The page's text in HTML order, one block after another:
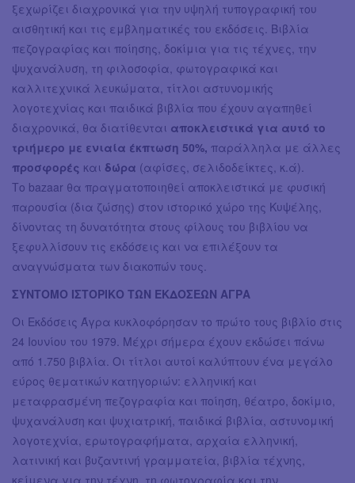
ξεχωρίζει διαχρονικά για την υψηλή τυπογραφική του
αισθητική και τις εμβληματικές του εκδόσεις. Βιβλία
πεζογραφίας και ποίησης, δοκίμια για τις τέχνες, την
ψυχανάλυση, τη φιλοσοφία, φωτογραφικά και
καλλιτεχνικά λευκώματα, τίτλοι αστυνομικής
λογοτεχνίας και παιδικά βιβλία που έχουν αγαπηθεί
διαχρονικά, θα διατίθενται αποκλειστικά για αυτό το
τριήμερο με ενιαία έκπτωση 50%, παράλληλα με άλλες
προσφορές και δώρα (αφίσες, σελιδοδείκτες, κ.ά).
Το bazaar θα πραγματοποιηθεί αποκλειστικά με φυσική
παρουσία (δια ζώσης) στον ιστορικό χώρο της Κυψέλης,
δίνοντας τη δυνατότητα στους φίλους του βιβλίου να
ξεφυλλίσουν τις εκδόσεις και να επιλέξουν τα
αναγνώσματα των διακοπών τους.
ΣΥΝΤΟΜΟ ΙΣΤΟΡΙΚΟ ΤΩΝ ΕΚΔΟΣΕΩΝ ΑΓΡΑ
Οι Εκδόσεις Άγρα κυκλοφόρησαν το πρώτο τους βιβλίο στις
24 Ιουνίου του 1979. Μέχρι σήμερα έχουν εκδώσει πάνω
από 1.750 βιβλία. Οι τίτλοι αυτοί καλύπτουν ένα μεγάλο
εύρος θεματικών κατηγοριών: ελληνική και
μεταφρασμένη πεζογραφία και ποίηση, θέατρο, δοκίμιο,
ψυχανάλυση και ψυχιατρική, παιδικά βιβλία, αστυνομική
λογοτεχνία, ερωτογραφήματα, αρχαία ελληνική,
λατινική και βυζαντινή γραμματεία, βιβλία τέχνης,